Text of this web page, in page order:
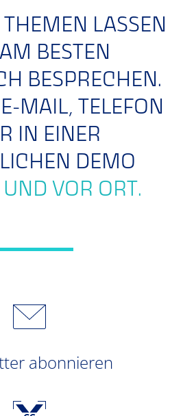
LASSEN
BESTEN
BESPRECHEN.
MAIL, TELEFON
IN EINER
DEMO
VOR ORT.
abonnieren